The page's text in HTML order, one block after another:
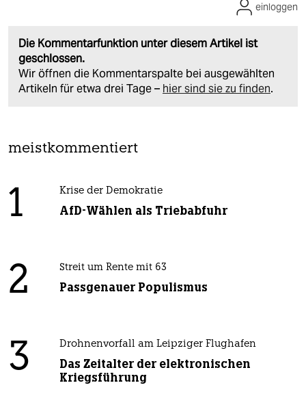
Die Kommentarfunktion unter diesem Artikel ist
geschlossen.
Wir öffnen die Kommentarspalte bei ausgewählten
Artikeln für etwa drei Tage – hier sind sie zu finden.
einloggen
meistkommentiert
1 Krise der Demokratie
AfD-Wählen als Triebabfuhr
2 Streit um Rente mit 63
Passgenauer Populismus
3 Drohnenvorfall am Leipziger Flughafen
Das Zeitalter der elektronischen
Kriegsführung